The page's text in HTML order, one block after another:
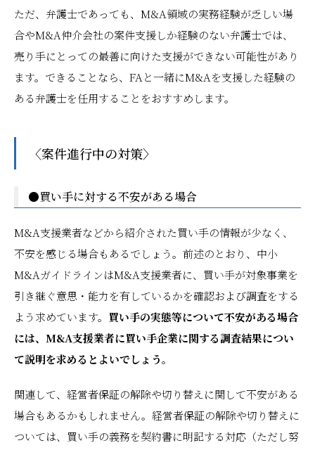
ただ、弁護士であっても、M&A領域の実務経験が乏しい場
合やM&A仲介会社の案件支援しか経験のない弁護士では、
売り手にとっての最善に向けた支援ができない可能性があり
ます。できることなら、FAと一緒にM&Aを支援した経験の
ある弁護士を任用することをおすすめします。
〈案件進行中の対策〉
●買い手に対する不安がある場合
M&A支援業者などから紹介された買い手の情報が少なく、
不安を感じる場合もあるでしょう。前述のとおり、中小
M&AガイドラインはM&A支援業者に、買い手が対象事業を
引き継ぐ意思・能力を有しているかを確認および調査をする
よう求めています。 買い手の実態等について不安がある場合
には、M&A支援業者に買い手企業に関する調査結果につい
て説明を求めるとよいでしょう。
関連して、経営者保証の解除や切り替えに関して不安がある
場合もあるかもしれません。経営者保証の解除や切り替えに
ついては、買い手の義務を契約書に明記する対応（ただし努